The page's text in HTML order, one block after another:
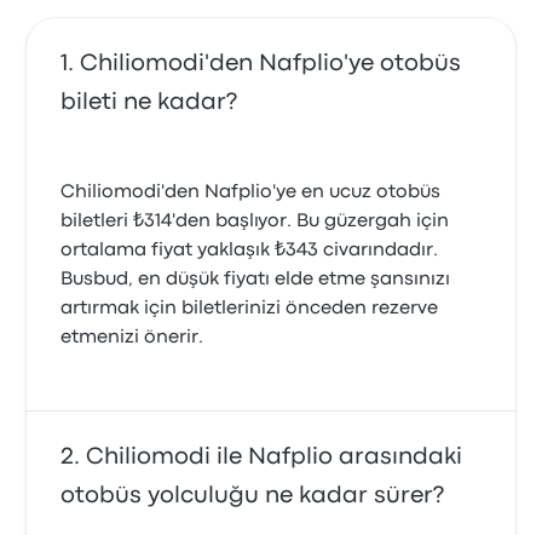
Chiliomodi'den Nafplio'ye otobüs
bileti ne kadar?
Chiliomodi'den Nafplio'ye en ucuz otobüs
biletleri ₺314'den başlıyor. Bu güzergah için
ortalama fiyat yaklaşık ₺343 civarındadır.
Busbud, en düşük fiyatı elde etme şansınızı
artırmak için biletlerinizi önceden rezerve
etmenizi önerir.
Chiliomodi ile Nafplio arasındaki
otobüs yolculuğu ne kadar sürer?